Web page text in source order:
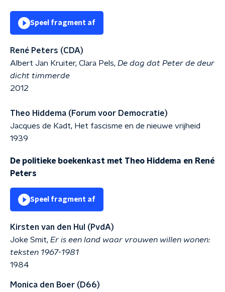
Speel fragment af
René Peters (CDA)
Albert Jan Kruiter, Clara Pels, De dag dat Peter de deur
dicht timmerde
2012
Theo Hiddema (Forum voor Democratie)
Jacques de Kadt, Het fascisme en de nieuwe vrijheid
1939
De politieke boekenkast met Theo Hiddema en René
Peters
Speel fragment af
Kirsten van den Hul (PvdA)
Joke Smit, Er is een land waar vrouwen willen wonen:
teksten 1967-1981
1984
Monica den Boer (D66)